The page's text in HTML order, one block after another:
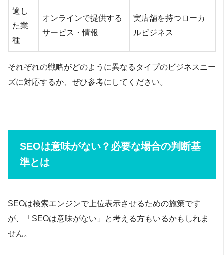
適し
た業
種
オンラインで提供する
サービス・情報
実店舗を持つローカ
ルビジネス
それぞれの戦略がどのように異なるタイプのビジネスニー
ズに対応するか、ぜひ参考にしてください。
SEOは意味がない？必要な場合の判断基
準とは
SEOは検索エンジンで上位表示させるための施策です
が、「SEOは意味がない」と考える方もいるかもしれま
せん。